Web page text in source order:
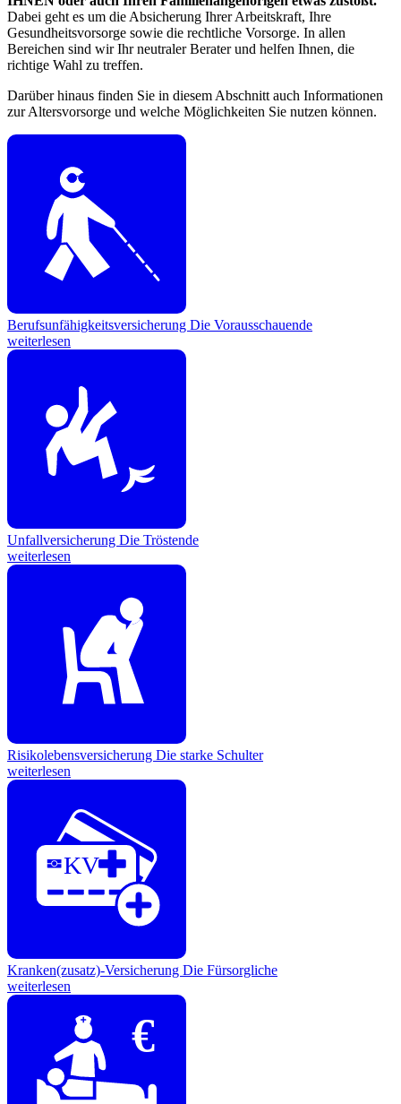
Dabei geht es um die Absicherung Ihrer Arbeitskraft, Ihre
Gesundheitsvorsorge sowie die rechtliche Vorsorge. In allen
Bereichen sind wir Ihr neutraler Berater und helfen Ihnen, die
richtige Wahl zu treffen.
Darüber hinaus finden Sie in diesem Abschnitt auch Informationen
zur Altersvorsorge und welche Möglichkeiten Sie nutzen können.
Berufsunfähigkeitsversicherung Die Vorausschauende
weiterlesen
Unfallversicherung Die Tröstende
weiterlesen
Risikolebensversicherung Die starke Schulter
weiterlesen
KV
Kranken(zusatz)-Versicherung Die Fürsorgliche
weiterlesen
€